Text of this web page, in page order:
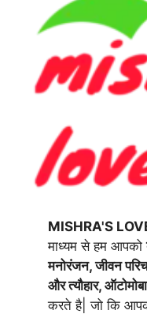
MISHRA'S
माध्यम से हम आपको
मनोरंजन, जीवन
और त्यौहार,
करते है| जो कि